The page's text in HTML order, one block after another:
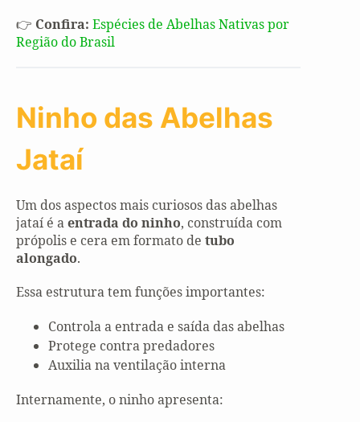
👉 Confira: Espécies de Abelhas Nativas por
Região do Brasil
Ninho das Abelhas
Jataí
Um dos aspectos mais curiosos das abelhas
jataí é aentrada do ninho, construída com
própolis e cera em formato de tubo
alongado.
Essa estrutura tem funções importantes:
Controla a entrada e saída das abelhas
Protege contra predadores
Auxilia na ventilação interna
Internamente, o ninho apresenta: